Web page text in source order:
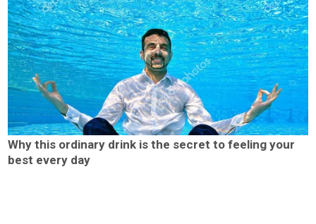
Why this ordinary drink is the secret to feeling your
best every day